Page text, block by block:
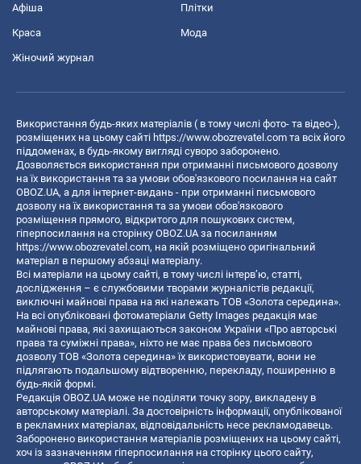
Афіша Плітки
Краса Мода
Жіночий журнал
Використання будь-яких матеріалів ( в тому числі фото- та відео-),
розміщених на цьому сайті https://www.obozrevatel.com та всіх його
піддоменах, в будь-якому вигляді суворо заборонено.
Дозволяється використання при отриманні письмового дозволу
на їх використання та за умови обов'язкового посилання на сайт
OBOZ.UA, а для інтернет-видань - при отриманні письмового
дозволу на їх використання та за умови обов'язкового
розміщення прямого, відкритого для пошукових систем,
гіперпосилання на сторінку OBOZ.UA за посиланням
https://www.obozrevatel.com, на якій розміщено оригінальний
матеріал в першому абзаці матеріалу.
Всі матеріали на цьому сайті, в тому числі інтерв’ю, статті,
дослідження – є службовими творами журналістів редакції,
виключні майнові права на які належать ТОВ «Золота середина».
На всі опубліковані фотоматеріали Getty Images редакція має
майнові права, які захищаються законом України «Про авторські
права та суміжні права», ніхто не має права без письмового
дозволу ТОВ «Золота середина» їх використовувати, вони не
підлягають подальшому відтворенню, перекладу, поширенню в
будь-якій формі.
Редакція OBOZ.UA може не поділяти точку зору, викладену в
авторському матеріалі. За достовірність інформації, опублікованої
в рекламних матеріалах, відповідальність несе рекламодавець.
Заборонено використання матеріалів розміщених на цьому сайті,
хоч із зазначенням гіперпосилання на сторінку цього сайту,